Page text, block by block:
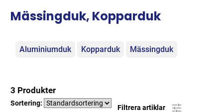
Mässingduk, Kopparduk
Kategorier
Aluminiumduk Kopparduk Mässingduk
3 Produkter
Sortering:
Filtrera artiklar